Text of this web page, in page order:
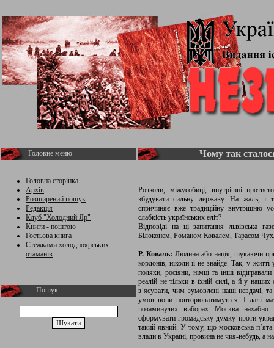
Головне меню
Головна сторінка
Архів
Розширений пошук
Редакція
Клуб "Холодний Яр"
Книги - поштою
Гостьова книга
Стежками холодноярських
отаманів
Пошук
Чому так
Розколи, міжусобиці, внутрішні
збудувати сильну державу. На жаль, і
спричиняє вже традиційну внутрішню
слабкість українських еліт?
Відповіді на ці запитання львівська
Білоконем, Романом Ковалем, Тарасом
Р. Коваль: Людина або нація, шукаючи
кордонів, ніколи її не знайде. Так, у
поляки, росіяни, німці та інші
реалій не тільки в їхній силі, а й у
з’ясувати, чим зумовлені наші невдачі,
умов вони повторюватимуться. І далі
позаминулих виборах Москва
сформувати громадську думку проти
такий явний. У тому, що московська п’ята
влади в Україні, провина не чия-небудь, а